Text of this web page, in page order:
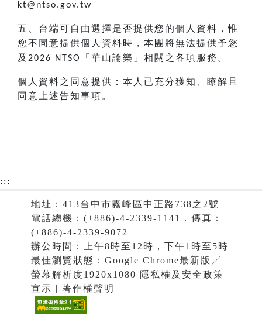
kt@ntso.gov.tw
五、台端可自由選擇是否提供您的個人資料，惟
您不同意提供個人資料時，本團將無法提供予您
及 2026 NTSO 「華山論樂」相關之各項服務。
個人資料之同意提供：本人已充分獲知、瞭解且
同意上述告知事項。
:::
地址：413台中市霧峰區中正路738之2號
電話總機：(+886)-4-2339-1141．傳真：
(+886)-4-2339-9072
辦公時間：上午8時至12時，下午1時至5時
最佳瀏覽狀態：Google Chrome最新版╱
螢幕解析度1920x1080 隱私權及安全政策
宣示 | 著作權聲明